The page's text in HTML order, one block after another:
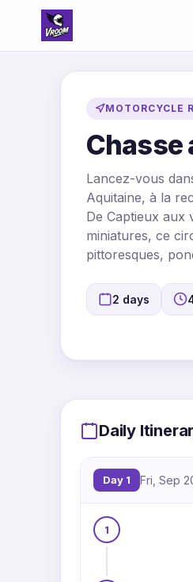
MOTORCYCLE
Chasse
Lancez-vous
Aquitaine, à la
De Captieux aux
miniatures, ce
pittoresques,
2 days
Daily
Day 1 Fri, Sep
1